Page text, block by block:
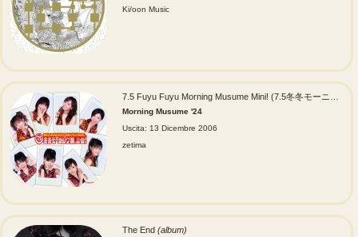
Ki/oon Music
Morning Musume '24
Uscita: 13 Dicembre 2006
zetima
The End (album)